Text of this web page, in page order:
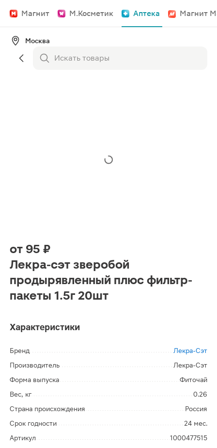
Магнит М.Косметик Аптека Магнит
Москва
от 95 ₽
Лекра-сэт зверобой
продырявленный плюс фильтр-
пакеты 1.5г 20шт
Характеристики
Бренд
Лекра-Сэт
Производитель
Лекра-Сэт
Форма выпуска
Фиточай
Вес, кг
0.26
Страна происхождения
Россия
Срок годности
24 мес.
Артикул
1000477515